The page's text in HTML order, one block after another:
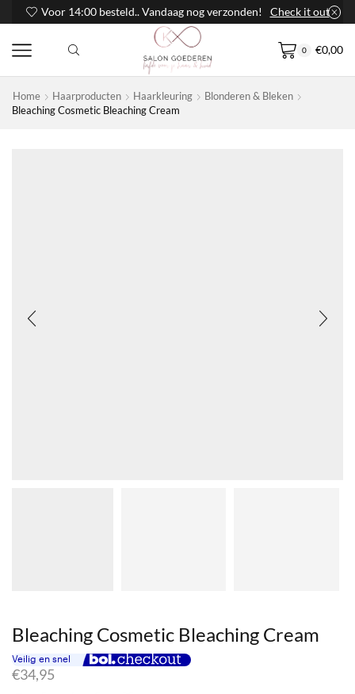
Voor 14:00 besteld.. Vandaag nog verzonden! Check it out
0 €0,00
Home Haarproducten Haarkleuring
Blonderen & Bleken
Bleaching Cosmetic Bleaching Cream
Bleaching Cosmetic Bleaching Cream
€34,95